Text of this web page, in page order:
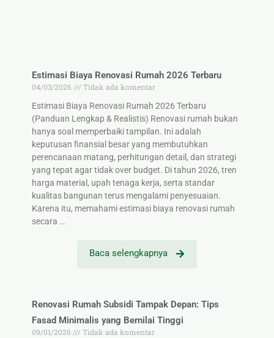
Estimasi Biaya Renovasi Rumah 2026 Terbaru
04/03/2026
Tidak ada komentar
Estimasi Biaya Renovasi Rumah 2026 Terbaru
(Panduan Lengkap & Realistis) Renovasi rumah bukan
hanya soal memperbaiki tampilan. Ini adalah
keputusan finansial besar yang membutuhkan
perencanaan matang, perhitungan detail, dan strategi
yang tepat agar tidak over budget. Di tahun 2026, tren
harga material, upah tenaga kerja, serta standar
kualitas bangunan terus mengalami penyesuaian.
Karena itu, memahami estimasi biaya renovasi rumah
secara …
Baca selengkapnya
Renovasi Rumah Subsidi Tampak Depan: Tips
Fasad Minimalis yang Bernilai Tinggi
09/01/2026
Tidak ada komentar